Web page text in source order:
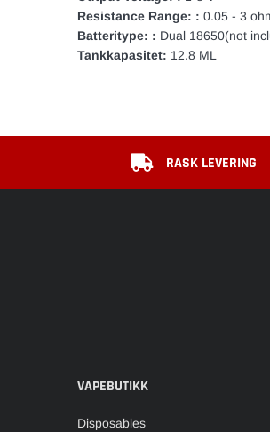
Resistance Range: : 0.05 - 3
Batteritype: : Dual 18650(not
Tankkapasitet: 12.8 ML
RASK LEVERING
VAPEBUTIKK
Disposables